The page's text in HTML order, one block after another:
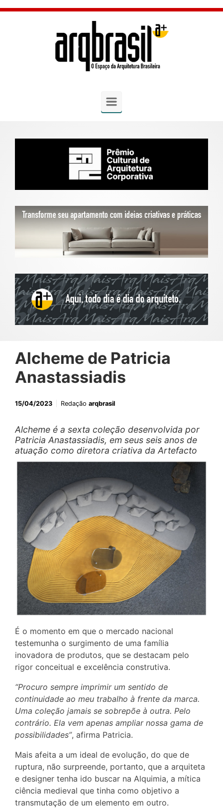
Skip to main content
Alcheme de Patricia
Anastassiadis
15/04/2023 Redação arqbrasil
Alcheme é a sexta coleção desenvolvida por
Patricia Anastassiadis, em seus seis anos de
atuação como diretora criativa da Artefacto
É o momento em que o mercado nacional
testemunha o surgimento de uma família
inovadora de produtos, que se destacam pelo
rigor conceitual e excelência construtiva.
“Procuro sempre imprimir um sentido de
continuidade ao meu trabalho à frente da marca.
Uma coleção jamais se sobrepõe à outra. Pelo
contrário. Ela vem apenas ampliar nossa gama de
possibilidades”, afirma Patricia.
Mais afeita a um ideal de evolução, do que de
ruptura, não surpreende, portanto, que a arquiteta
e designer tenha ido buscar na Alquimia, a mítica
ciência medieval que tinha como objetivo a
transmutação de um elemento em outro.